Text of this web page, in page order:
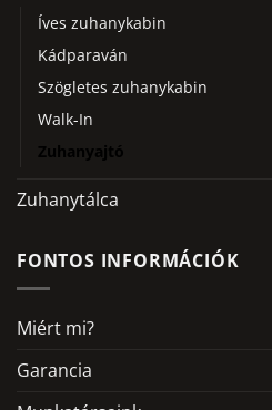
Íves zuhanykabin
Kádparaván
Szögletes zuhanykabin
Walk-In
Zuhanyajtó
Zuhanytálca
FONTOS INFORMÁCIÓK
Miért mi?
Garancia